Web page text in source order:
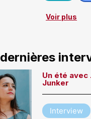
Voir plus
Un été
Junker
Interview